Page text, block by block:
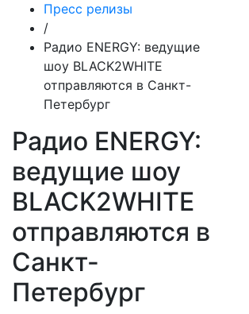
Пресс релизы
/
Радио ENERGY: ведущие
шоу BLACK2WHITE
отправляются в Санкт-
Петербург
Радио ENERGY:
ведущие шоу
BLACK2WHITE
отправляются в
Санкт-
Петербург